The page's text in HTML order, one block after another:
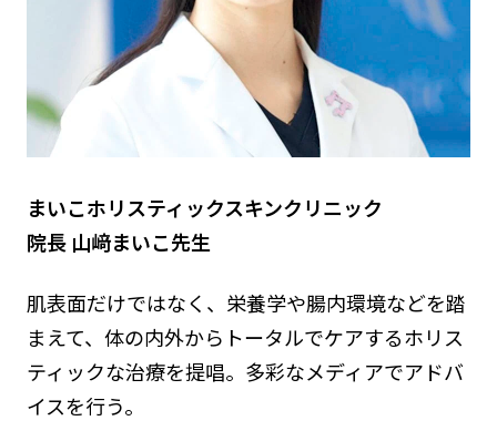
まいこホリスティックスキンクリニック
院長 山﨑まいこ先生
肌表面だけではなく、栄養学や腸内環境などを踏
まえて、体の内外からトータルでケアするホリス
ティックな治療を提唱。多彩なメディアでアドバ
イスを行う。